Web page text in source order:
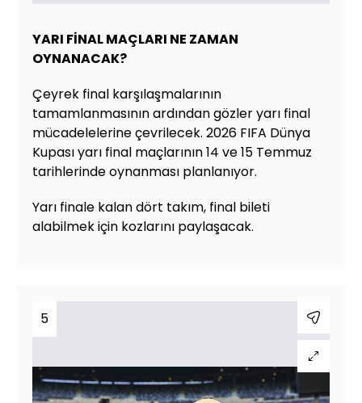
YARI FİNAL MAÇLARI NE ZAMAN
OYNANACAK?
Çeyrek final karşılaşmalarının
tamamlanmasının ardından gözler yarı final
mücadelelerine çevrilecek. 2026 FIFA Dünya
Kupası yarı final maçlarının 14 ve 15 Temmuz
tarihlerinde oynanması planlanıyor.
Yarı finale kalan dört takım, final bileti
alabilmek için kozlarını paylaşacak.
5